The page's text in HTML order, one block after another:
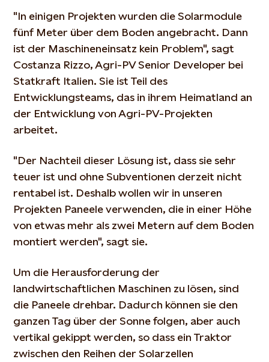
"In einigen Projekten wurden die Solarmodule
fünf Meter über dem Boden angebracht. Dann
ist der Maschineneinsatz kein Problem", sagt
Costanza Rizzo, Agri-PV Senior Developer bei
Statkraft Italien. Sie ist Teil des
Entwicklungsteams, das in ihrem Heimatland an
der Entwicklung von Agri-PV-Projekten
arbeitet.
"Der Nachteil dieser Lösung ist, dass sie sehr
teuer ist und ohne Subventionen derzeit nicht
rentabel ist. Deshalb wollen wir in unseren
Projekten Paneele verwenden, die in einer Höhe
von etwas mehr als zwei Metern auf dem Boden
montiert werden", sagt sie.
Um die Herausforderung der
landwirtschaftlichen Maschinen zu lösen, sind
die Paneele drehbar. Dadurch können sie den
ganzen Tag über der Sonne folgen, aber auch
vertikal gekippt werden, so dass ein Traktor
zwischen den Reihen der Solarzellen